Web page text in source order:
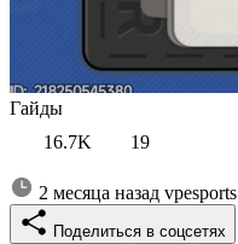
Гайды
16.7K
19
2 месяца назад vpesports
Поделиться в соцсетях